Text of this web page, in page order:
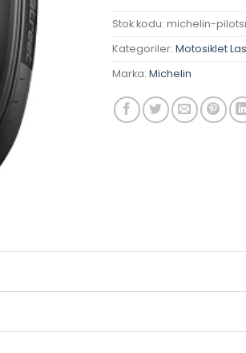
Stok kodu: michelin-
Kategoriler: Motosiklet
Marka: Michelin